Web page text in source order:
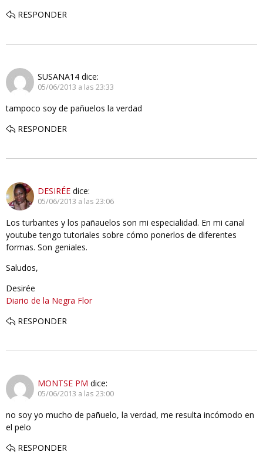
RESPONDER
SUSANA14 dice:
05/06/2013 a las 23:33
tampoco soy de pañuelos la verdad
RESPONDER
DESIRÉE dice:
05/06/2013 a las 23:06
Los turbantes y los pañauelos son mi especialidad. En mi canal
youtube tengo tutoriales sobre cómo ponerlos de diferentes
formas. Son geniales.
Saludos,
Desirée
Diario de la Negra Flor
RESPONDER
MONTSE PM dice:
05/06/2013 a las 23:00
no soy yo mucho de pañuelo, la verdad, me resulta incómodo en
el pelo
RESPONDER